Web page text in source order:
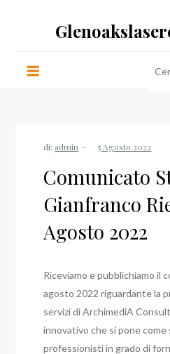
per:
di: admin
Comunicato
Gianfranco
Agosto 2022
Riceviamo e pubblichiamo il
agosto 2022 riguardante la
servizi di ArchimediA
innovativo che si pone
professionisti in grado di